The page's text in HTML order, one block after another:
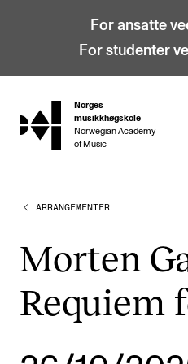
For ansatte
For studenter
hjem
Norges
musikkhøgskole
Norwegian Academy
of Music
STUDIER
Bachelor
Master
Årsstudium og
ARRANGEMENTER
Morten
Requiem